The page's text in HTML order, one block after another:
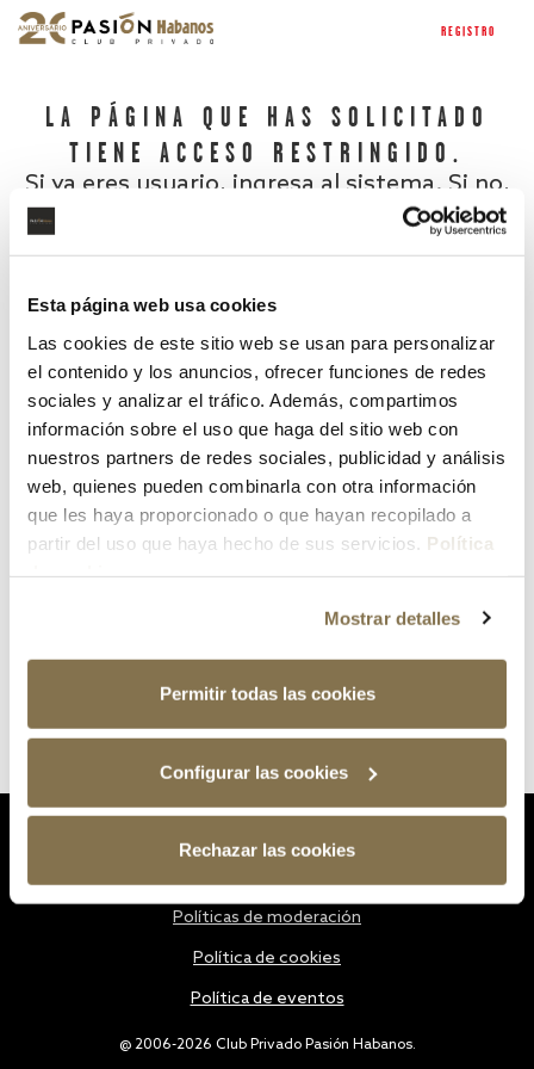
Esta página web usa cookies
Las cookies de este sitio web se usan para personalizar
el contenido y los anuncios, ofrecer funciones de redes
sociales y analizar el tráfico. Además, compartimos
información sobre el uso que haga del sitio web con
nuestros partners de redes sociales, publicidad y análisis
web, quienes pueden combinarla con otra información
que les haya proporcionado o que hayan recopilado a
partir del uso que haya hecho de sus servicios. Política
Mostrar detalles
Permitir todas las cookies
Configurar las cookies
Rechazar las cookies
REGISTRO
LA PÁGINA QUE HAS SOLICITADO
TIENE ACCESO RESTRINGIDO.
Si ya eres usuario, ingresa al sistema. Si no,
¿Has olvidado tu contraseña?
@ 2006-2026 Club Privado Pasión Habanos.
Políticas de moderación
Política de cookies
Política de eventos